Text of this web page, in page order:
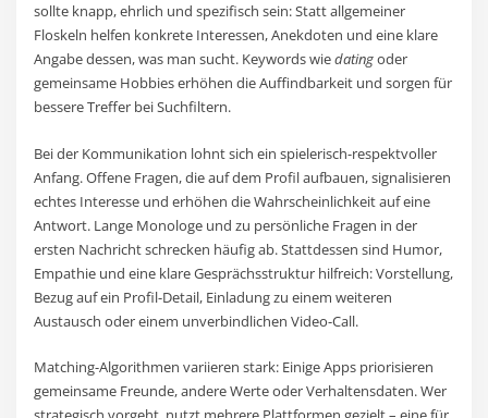
sollte knapp, ehrlich und spezifisch sein: Statt allgemeiner
Floskeln helfen konkrete Interessen, Anekdoten und eine klare
Angabe dessen, was man sucht. Keywords wiedatingoder
gemeinsame Hobbies erhöhen die Auffindbarkeit und sorgen für
bessere Treffer bei Suchfiltern.
Bei der Kommunikation lohnt sich ein spielerisch-respektvoller
Anfang. Offene Fragen, die auf dem Profil aufbauen, signalisieren
echtes Interesse und erhöhen die Wahrscheinlichkeit auf eine
Antwort. Lange Monologe und zu persönliche Fragen in der
ersten Nachricht schrecken häufig ab. Stattdessen sind Humor,
Empathie und eine klare Gesprächsstruktur hilfreich: Vorstellung,
Bezug auf ein Profil-Detail, Einladung zu einem weiteren
Austausch oder einem unverbindlichen Video-Call.
Matching-Algorithmen variieren stark: Einige Apps priorisieren
gemeinsame Freunde, andere Werte oder Verhaltensdaten. Wer